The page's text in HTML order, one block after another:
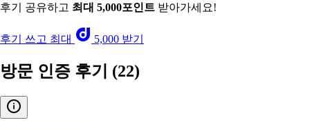
후기 공유하고 최대 5,000포인트 받아가세요!
후기 쓰고 최대 5,000 받기
방문 인증 후기 (22)